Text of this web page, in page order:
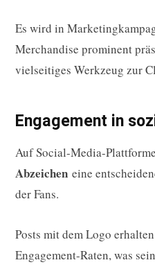
Es wird in
Merchandise prominent
vielseitiges Werkzeug zur
Engagement in
Auf Social-Media-
Abzeichen eine
der Fans.
Posts mit dem Logo
Engagement-Raten, was